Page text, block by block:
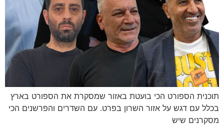
תוכנית הספורט הכי בועטת באזור שמסקרת את הספורט בארץ
בכלל עם דגש על אזור השרון בפרט. עם השדרים והפרשנים הכי
מסקרנים שיש